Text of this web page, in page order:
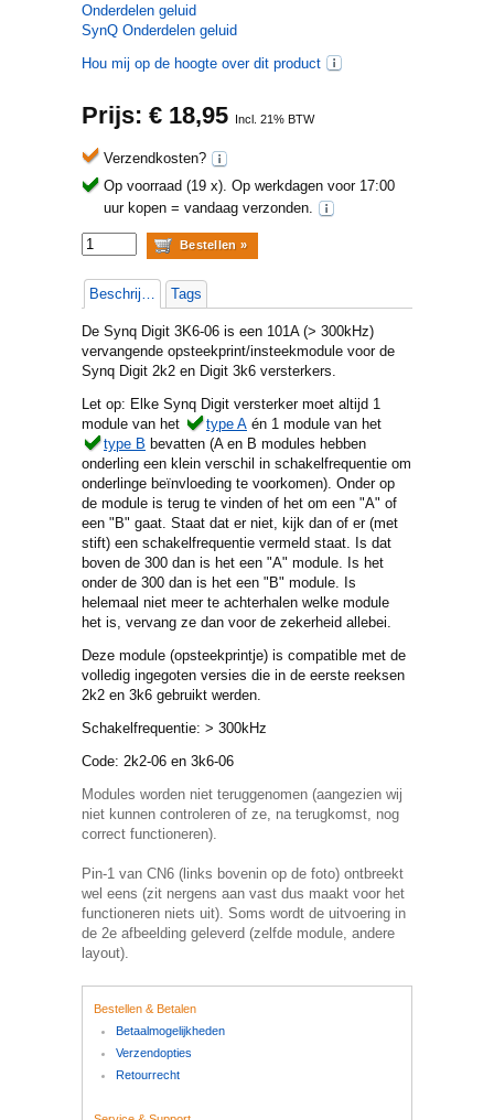
Onderdelen geluid
SynQ Onderdelen geluid
Hou mij op de hoogte over dit product
Prijs: € 18,95 Incl. 21% BTW
Verzendkosten?
Op voorraad (19 x). Op werkdagen voor 17:00
uur kopen = vandaag verzonden.
Beschrijving Tags
De Synq Digit 3K6-06 is een 101A (> 300kHz)
vervangende opsteekprint/insteekmodule voor de
Synq Digit 2k2 en Digit 3k6 versterkers.
Let op: Elke Synq Digit versterker moet altijd 1
module van het
type A én 1 module van het
type B bevatten (A en B modules hebben
onderling een klein verschil in schakelfrequentie om
onderlinge beïnvloeding te voorkomen). Onder op
de module is terug te vinden of het om een "A" of
een "B" gaat. Staat dat er niet, kijk dan of er (met
stift) een schakelfrequentie vermeld staat. Is dat
boven de 300 dan is het een "A" module. Is het
onder de 300 dan is het een "B" module. Is
helemaal niet meer te achterhalen welke module
het is, vervang ze dan voor de zekerheid allebei.
Deze module (opsteekprintje) is compatible met de
volledig ingegoten versies die in de eerste reeksen
2k2 en 3k6 gebruikt werden.
Schakelfrequentie: > 300kHz
Code: 2k2-06 en 3k6-06
Modules worden niet teruggenomen (aangezien wij
niet kunnen controleren of ze, na terugkomst, nog
correct functioneren).
Pin-1 van CN6 (links bovenin op de foto) ontbreekt
wel eens (zit nergens aan vast dus maakt voor het
functioneren niets uit). Soms wordt de uitvoering in
de 2e afbeelding geleverd (zelfde module, andere
layout).
Bestellen & Betalen
Betaalmogelijkheden
Verzendopties
Retourrecht